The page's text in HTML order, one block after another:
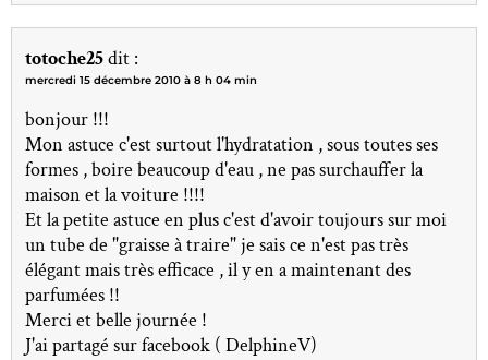
totoche25dit :
mercredi 15 décembre 2010 à 8 h 04 min
bonjour !!!
Mon astuce c'est surtout l'hydratation , sous toutes ses
formes , boire beaucoup d'eau , ne pas surchauffer la
maison et la voiture !!!!
Et la petite astuce en plus c'est d'avoir toujours sur moi
un tube de "graisse à traire" je sais ce n'est pas très
élégant mais très efficace , il y en a maintenant des
parfumées !!
Merci et belle journée !
J'ai partagé sur facebook ( DelphineV)